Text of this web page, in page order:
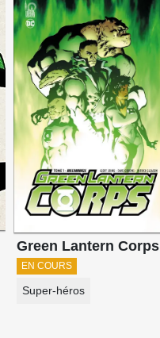
Green Lantern Corps
EN COURS
Super-héros